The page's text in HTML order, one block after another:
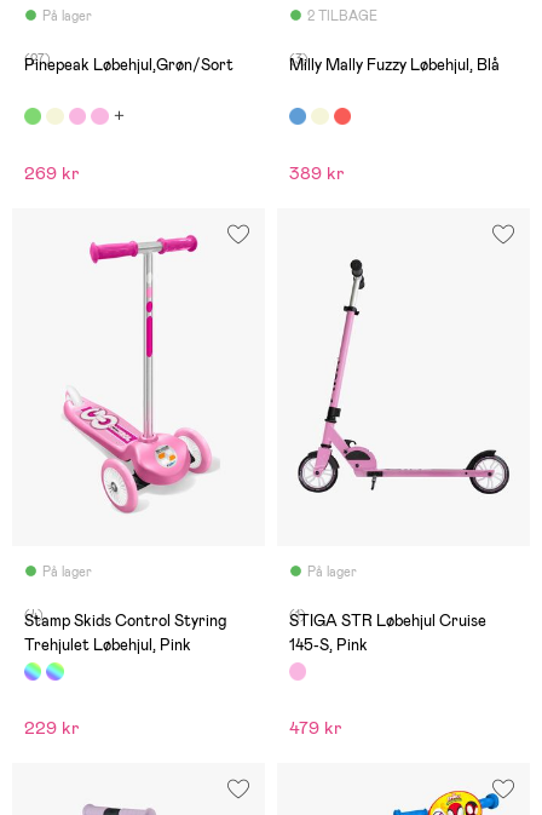
På lager
(27)
Pinepeak Løbehjul,Grøn/Sort
269 kr
2 TILBAGE
(3)
Milly Mally Fuzzy Løbehjul, Blå
389 kr
På lager
(4)
Stamp Skids Control Styring
Trehjulet Løbehjul, Pink
229 kr
På lager
(1)
STIGA STR Løbehjul Cruise
145-S, Pink
479 kr